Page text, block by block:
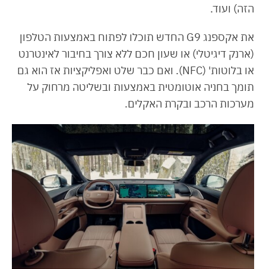
הזה) ועוד.
את אקספנג G9 החדש תוכלו לפתוח באמצעות הטלפון
(ארנק דיגיטלי) או שעון חכם ללא צורך בחיבור לאינטרנט
או בלוטות' (NFC). ואם כבר שלט ואפליקציות אז הוא גם
תומך בחניה אוטומטית באמצעות ובשליטה מרחוק על
מערכות הרכב ובקרת האקלים.